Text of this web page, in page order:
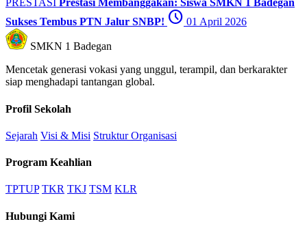
PRESTASI
Prestasi Membanggakan: Siswa SMKN 1 Badegan
Sukses Tembus PTN Jalur SNBP! schedule 01 April 2026
SMKN 1 Badegan
Mencetak generasi vokasi yang unggul, terampil, dan berkarakter
siap menghadapi tantangan global.
Profil Sekolah
Sejarah Visi & Misi Struktur Organisasi
Program Keahlian
TPTUP TKR TKJ TSM KLR
Hubungi Kami